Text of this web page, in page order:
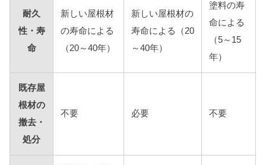
耐久
性・寿
命
新しい屋根材
の寿命による
（20～40年）
新しい屋根材の
寿命による（20
～40年）
塗料の寿
命による
（5～15
年）
既存屋
根材の
撤去・
処分
不要 必要 不要